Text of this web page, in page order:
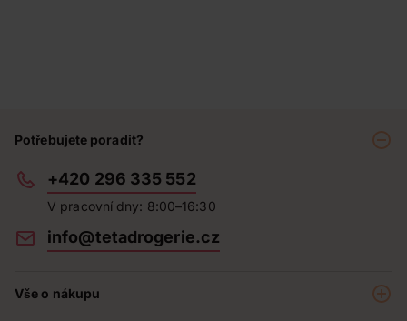
Potřebujete poradit?
+420 296 335 552
V pracovní dny: 8:00–16:30
info@tetadrogerie.cz
Vše o nákupu